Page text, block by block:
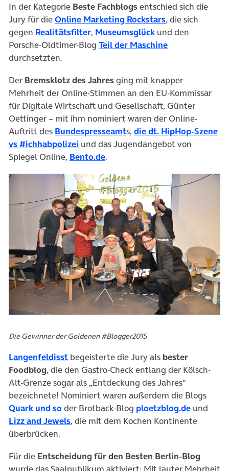
In der Kategorie Beste Fachblogsentschied sich die
Jury für dieOnline Marketing Rockstars, die sich
gegen Realitätsfilter, Museumsglück und den
Porsche-Oldtimer-Blog Teil der Maschine
durchsetzten.
Der Bremsklotz des Jahresging mit knapper
Mehrheit der Online-Stimmen an den EU-Kommissar
für Digitale Wirtschaft und Gesellschaft, Günter
Oettinger – mit ihm nominiert waren der Online-
Auftritt des Bundespresseamts, die dt. HipHop-Szene
vs #ichhabpolizei und das Jugendangebot von
Spiegel Online, Bento.de.
Die Gewinner der Goldenen #Blogger2015
Langenfeldisst begeisterte die Jury als bester
Foodblog, die den Gastro-Check entlang der Kölsch-
Alt-Grenze sogar als „Entdeckung des Jahres“
bezeichnete! Nominiert waren außerdem die Blogs
Quark und so der Brotback-Blog ploetzblog.de und
Lizz and Jewels, die mit dem Kochen Kontinente
überbrücken.
Für die Entscheidung für den Besten Berlin-Blog